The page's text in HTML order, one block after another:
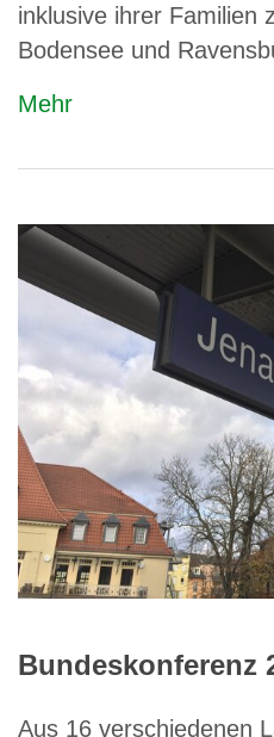
inklusive ihrer Familien
Bodensee und
Mehr
Bundeskonferenz
Aus 16 verschiedenen